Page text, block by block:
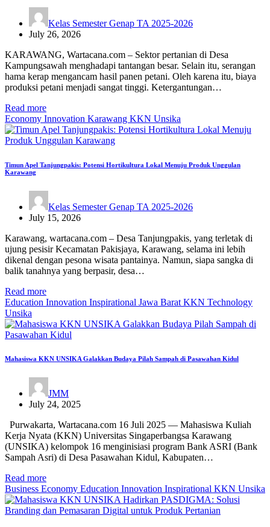
Kelas Semester Genap TA 2025-2026
July 26, 2026
KARAWANG, Wartacana.com – Sektor pertanian di Desa
Kampungsawah menghadapi tantangan besar. Selain itu, serangan
hama kerap mengancam hasil panen petani. Oleh karena itu, biaya
produksi petani menjadi sangat tinggi. Ketergantungan…
Read more
Economy Innovation Karawang KKN Unsika
Timun Apel Tanjungpakis: Potensi Hortikultura Lokal Menuju Produk Unggulan
Karawang
Kelas Semester Genap TA 2025-2026
July 15, 2026
Karawang, wartacana.com – Desa Tanjungpakis, yang terletak di
ujung pesisir Kecamatan Pakisjaya, Karawang, selama ini lebih
dikenal dengan pesona wisata pantainya. Namun, siapa sangka di
balik tanahnya yang berpasir, desa…
Read more
Education Innovation Inspirational Jawa Barat KKN Technology
Unsika
Mahasiswa KKN UNSIKA Galakkan Budaya Pilah Sampah di Pasawahan Kidul
JMM
July 24, 2025
Purwakarta, Wartacana.com 16 Juli 2025 — Mahasiswa Kuliah
Kerja Nyata (KKN) Universitas Singaperbangsa Karawang
(UNSIKA) kelompok 16 menginisiasi program Bank ASRI (Bank
Sampah Asri) di Desa Pasawahan Kidul, Kabupaten…
Read more
Business Economy Education Innovation Inspirational KKN Unsika